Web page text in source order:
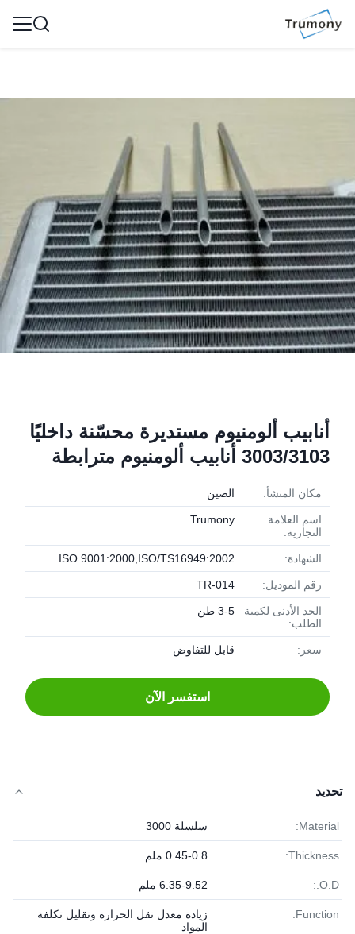
أنابيب ألومنيوم مستديرة محسّنة داخليًا
3003/3103 أنابيب ألومنيوم مترابطة
مكان المنشأ: الصين
اسم العلامة
التجارية:
Trumony
الشهادة: ISO 9001:2000,ISO/TS16949:2002
رقم الموديل: TR-014
الحد الأدنى لكمية
الطلب:
3-5 طن
سعر: قابل للتفاوض
استفسر الآن
تحديد
Material: سلسلة 3000
Thickness: 0.45-0.8 ملم
O.D.: 6.35-9.52 ملم
Function:
زيادة معدل نقل الحرارة وتقليل تكلفة
المواد